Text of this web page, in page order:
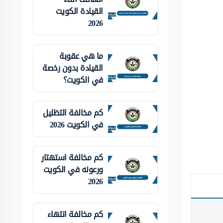
القيادة الكويت
2026
ما هي عقوبة
القيادة بدون رخصة
في الكويت؟
كم مخالفة التظليل
في الكويت 2026
كم مخالفة استهتار
ورعونه في الكويت
2026
كم مخالفة انتهاء